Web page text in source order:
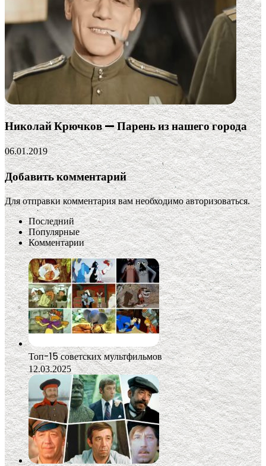
Николай Крючков — Парень из нашего города
06.01.2019
Добавить комментарий
Для отправки комментария вам необходимоавторизоваться.
Последний
Популярные
Комментарии
Топ-15 советских мультфильмов
12.03.2025